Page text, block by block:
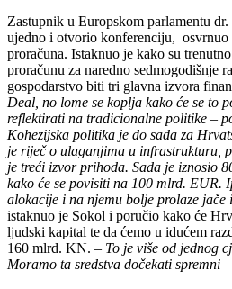
Zastupnik u Europskom parlamentu
ujedno i otvorio konferenciju, osvrnuo
proračuna. Istaknuo je kako su
proračunu za naredno sedmogodišnje
gospodarstvo biti tri glavna izvora
Deal, no lome se koplja kako će se to
reflektirati na tradicionalne politike –
Kohezijska politika je do sada za
je riječ o ulaganjima u infrastrukturu,
je treći izvor prihoda. Sada je iznosio
kako će se povisiti na 100 mlrd. EUR.
alokacije i na njemu bolje prolaze jače
istaknuo je Sokol i poručio kako će
ljudski kapital te da ćemo u idućem
160 mlrd. KN. – To je više od jednog
Moramo ta sredstva dočekati spremni